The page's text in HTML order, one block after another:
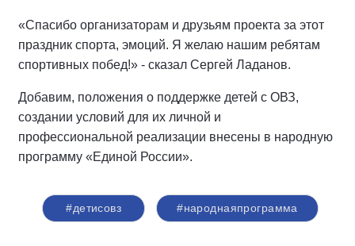
«Спасибо организаторам и друзьям проекта за этот
праздник спорта, эмоций. Я желаю нашим ребятам
спортивных побед!» - сказал Сергей Ладанов.
Добавим, положения о поддержке детей с ОВЗ,
создании условий для их личной и
профессиональной реализации внесены в народную
программу «Единой России».
#детисовз #народнаяпрограмма